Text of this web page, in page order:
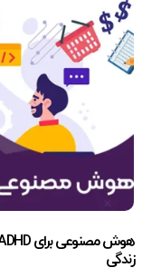
هوش مصنوعی برای ADHD: راهکاری نوین برای مدیریت تمرکز و بهبود
زندگی